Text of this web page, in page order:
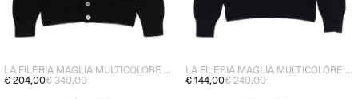
LA FILERIA MAGLIA MULTICOLORE UOMO
€ 204,00€ 340,00
LA FILERIA MAGLIA MULTICOLORE UOMO
€ 144,00€ 240,00